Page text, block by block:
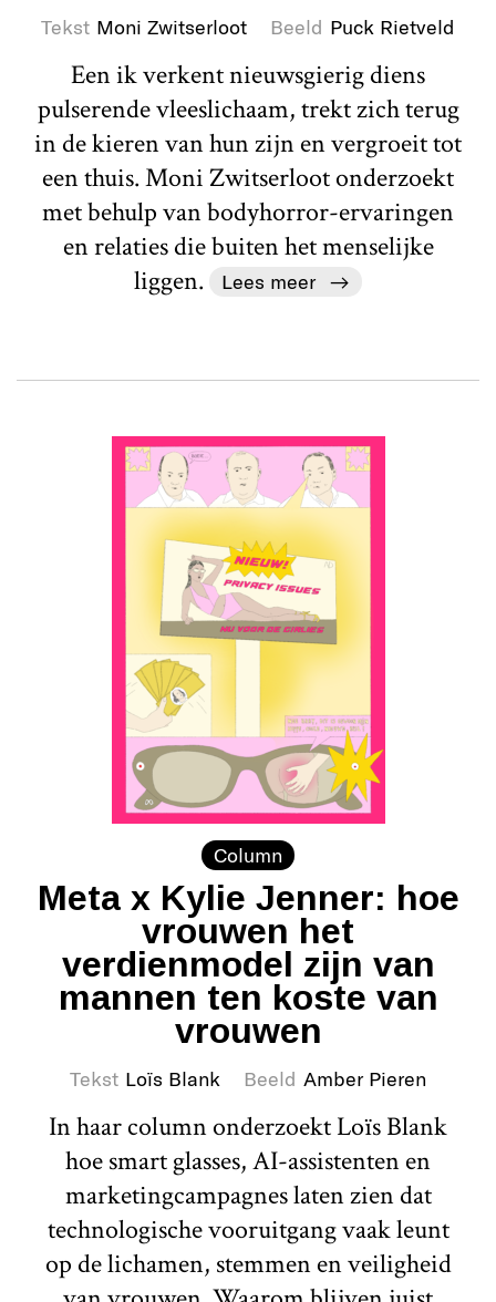
Tekst Moni Zwitserloot Beeld Puck Rietveld
Een ik verkent nieuwsgierig diens
pulserende vleeslichaam, trekt zich terug
in de kieren van hun zijn en vergroeit tot
een thuis. Moni Zwitserloot onderzoekt
met behulp van bodyhorror-ervaringen
en relaties die buiten het menselijke
liggen.
Lees meer
Column
Meta x Kylie Jenner: hoe
vrouwen het
verdienmodel zijn van
mannen ten koste van
vrouwen
Tekst Loïs Blank Beeld Amber Pieren
In haar column onderzoekt Loïs Blank
hoe smart glasses, AI-assistenten en
marketingcampagnes laten zien dat
technologische vooruitgang vaak leunt
op de lichamen, stemmen en veiligheid